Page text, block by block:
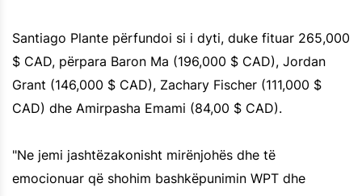
Santiago Plante përfundoi si i dyti, duke fituar 265,000
$ CAD, përpara Baron Ma (196,000 $ CAD), Jordan
Grant (146,000 $ CAD), Zachary Fischer (111,000 $
CAD) dhe Amirpasha Emami (84,00 $ CAD).
"Ne jemi jashtëzakonisht mirënjohës dhe të
emocionuar që shohim bashkëpunimin WPT dhe